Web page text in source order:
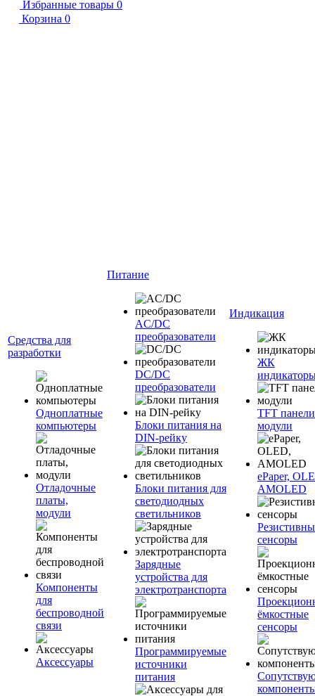
Избранные товары 0
Корзина 0
Средства для
разработки
Одноплатные
компьютеры
Отладочные
платы,
модули
Компоненты
для
беспроводной
связи
Аксессуары
Питание
AC/DC
преобразователи
DC/DC
преобразователи
Блоки питания на
DIN-рейку
Блоки питания для
светодиодных
светильников
Зарядные
устройства для
электротранспорта
Программируемые
источники
питания
Индикация
ЖК
TFT
модули
ePaper,
AMOLED
сенсоры
ёмкостные
сенсоры